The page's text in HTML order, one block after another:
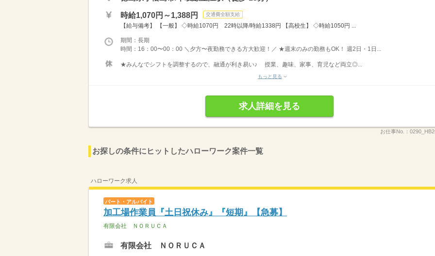
時給1,070円～1,388円 交通費全額支給
【給与備考】 【一般】 ◇時給1070円 22時以降/時給1338円 【高校生】 ◇時給1050円 ...
期間：長期
時間：16：00〜00：00 ＼夕方〜夜勤務できる方大歓迎！／ ★週末のみの勤務もOK！ 週2日・1日...
★みんなでシフトを調整するので、融通が利き易い♪ 授業、趣味、家事、育児など両立◎...
もっと見る
求人詳細を見る
お仕事No.：
お探しの条件にヒットしたハローワーク案件一覧
ハローワーク求人
パート・アルバイト
加工場作業員『土日祝休み』『短期』【急募】
有限会社 ＮＯＲＵＣＡ
有限会社 ＮＯＲＵＣＡ